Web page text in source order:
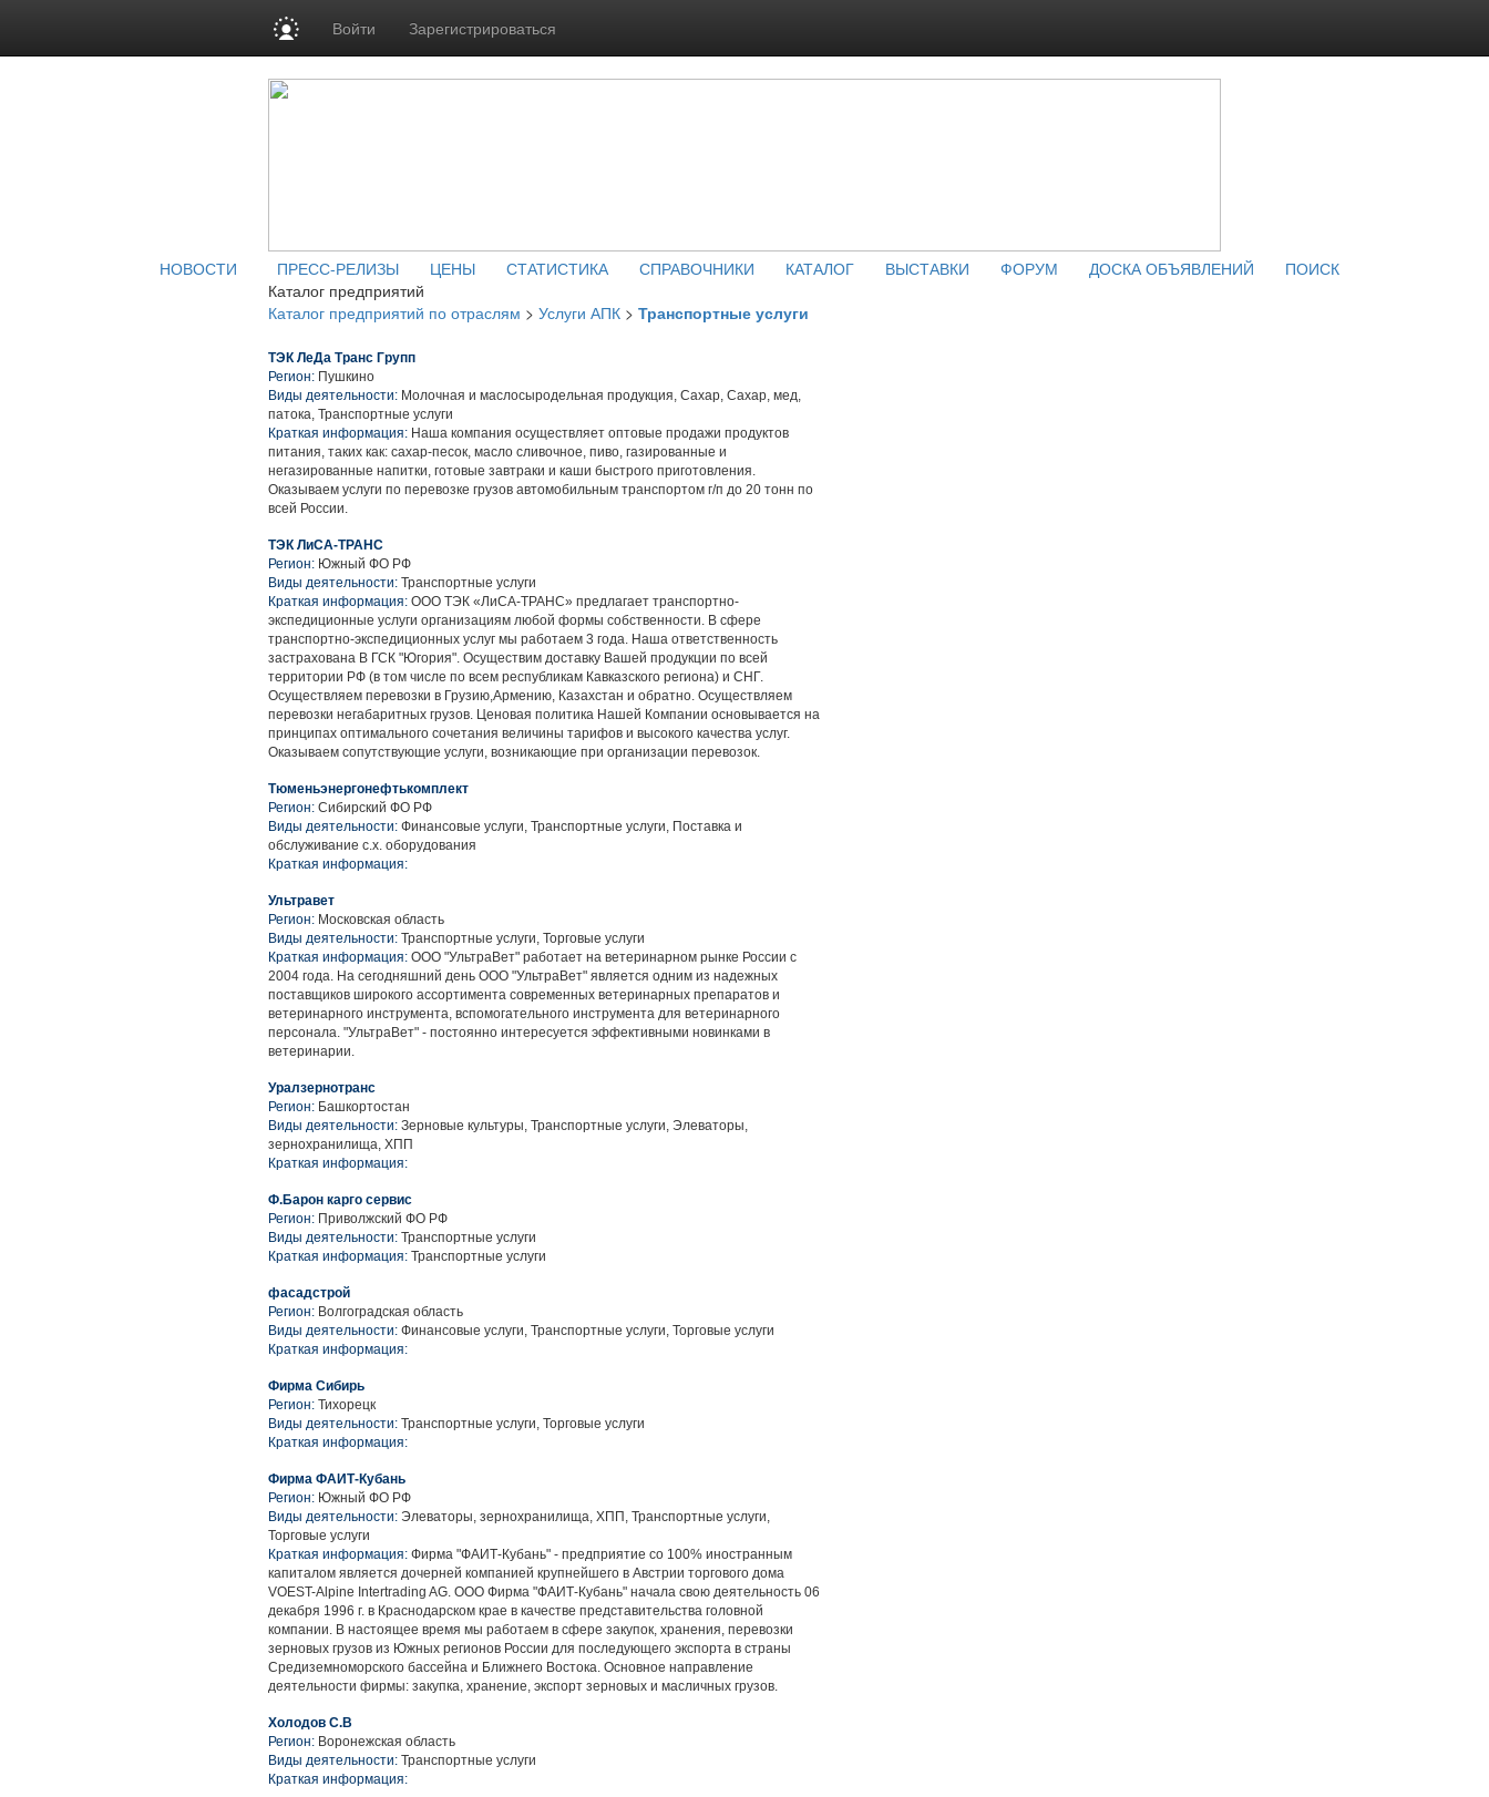
Войти Зарегистрироваться
НОВОСТИ ПРЕСС-РЕЛИЗЫ ЦЕНЫ СТАТИСТИКА СПРАВОЧНИКИ КАТАЛОГ ВЫСТАВКИ ФОРУМ ДОСКА ОБЪЯВЛЕНИЙ
ПОИСК
Каталог предприятий
Каталог предприятий по отраслям > Услуги АПК > Транспортные услуги
ТЭК ЛеДа Транс Групп
Регион: Пушкино
Виды деятельности: Молочная и маслосыродельная продукция, Сахар, Сахар, мед,
патока, Транспортные услуги
Краткая информация: Наша компания осуществляет оптовые продажи продуктов
питания, таких как: сахар-песок, масло сливочное, пиво, газированные и
негазированные напитки, готовые завтраки и каши быстрого приготовления.
Оказываем услуги по перевозке грузов автомобильным транспортом г/п до 20 тонн по
всей России.
ТЭК ЛиСА-ТРАНС
Регион: Южный ФО РФ
Виды деятельности: Транспортные услуги
Краткая информация: ООО ТЭК «ЛиСА-ТРАНС» предлагает транспортно-
экспедиционные услуги организациям любой формы собственности. В сфере
транспортно-экспедиционных услуг мы работаем 3 года. Наша ответственность
застрахована В ГСК "Югория". Осуществим доставку Вашей продукции по всей
территории РФ (в том числе по всем республикам Кавказского региона) и СНГ.
Осуществляем перевозки в Грузию,Армению, Казахстан и обратно. Осуществляем
перевозки негабаритных грузов. Ценовая политика Нашей Компании основывается на
принципах оптимального сочетания величины тарифов и высокого качества услуг.
Оказываем сопутствующие услуги, возникающие при организации перевозок.
Тюменьэнергонефтькомплект
Регион: Сибирский ФО РФ
Виды деятельности: Финансовые услуги, Транспортные услуги, Поставка и
обслуживание с.х. оборудования
Краткая информация:
Ультравет
Регион: Московская область
Виды деятельности: Транспортные услуги, Торговые услуги
Краткая информация: ООО "УльтраВет" работает на ветеринарном рынке России с
2004 года. На сегодняшний день ООО "УльтраВет" является одним из надежных
поставщиков широкого ассортимента современных ветеринарных препаратов и
ветеринарного инструмента, вспомогательного инструмента для ветеринарного
персонала. "УльтраВет" - постоянно интересуется эффективными новинками в
ветеринарии.
Уралзернотранс
Регион: Башкортостан
Виды деятельности: Зерновые культуры, Транспортные услуги, Элеваторы,
зернохранилища, ХПП
Краткая информация:
Ф.Барон карго сервис
Регион: Приволжский ФО РФ
Виды деятельности: Транспортные услуги
Краткая информация: Транспортные услуги
фасадстрой
Регион: Волгоградская область
Виды деятельности: Финансовые услуги, Транспортные услуги, Торговые услуги
Краткая информация:
Фирма Сибирь
Регион: Тихорецк
Виды деятельности: Транспортные услуги, Торговые услуги
Краткая информация:
Фирма ФАИТ-Кубань
Регион: Южный ФО РФ
Виды деятельности: Элеваторы, зернохранилища, ХПП, Транспортные услуги,
Торговые услуги
Краткая информация: Фирма "ФАИТ-Кубань" - предприятие со 100% иностранным
капиталом является дочерней компанией крупнейшего в Австрии торгового дома
VOEST-Alpine Intertrading AG. ООО Фирма "ФАИТ-Кубань" начала свою деятельность 06
декабря 1996 г. в Краснодарском крае в качестве представительства головной
компании. В настоящее время мы работаем в сфере закупок, хранения, перевозки
зерновых грузов из Южных регионов России для последующего экспорта в страны
Средиземноморского бассейна и Ближнего Востока. Основное направление
деятельности фирмы: закупка, хранение, экспорт зерновых и масличных грузов.
Холодов С.В
Регион: Воронежская область
Виды деятельности: Транспортные услуги
Краткая информация: